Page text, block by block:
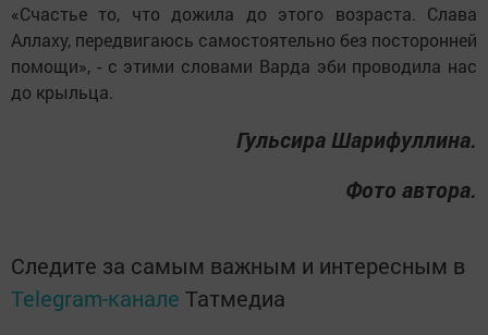
«Счастье то, что дожила до этого возраста. Слава
Аллаху, передвигаюсь самостоятельно без посторонней
помощи», - с этими словами Варда эби проводила нас
до крыльца.
Гульсира Шарифуллина.
Фото автора.
Следите за самым важным и интересным в
Telegram-канале Татмедиа